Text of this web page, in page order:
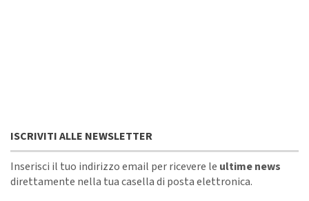
ISCRIVITI ALLE NEWSLETTER
Inserisci il tuo indirizzo email per ricevere le ultime news
direttamente nella tua casella di posta elettronica.